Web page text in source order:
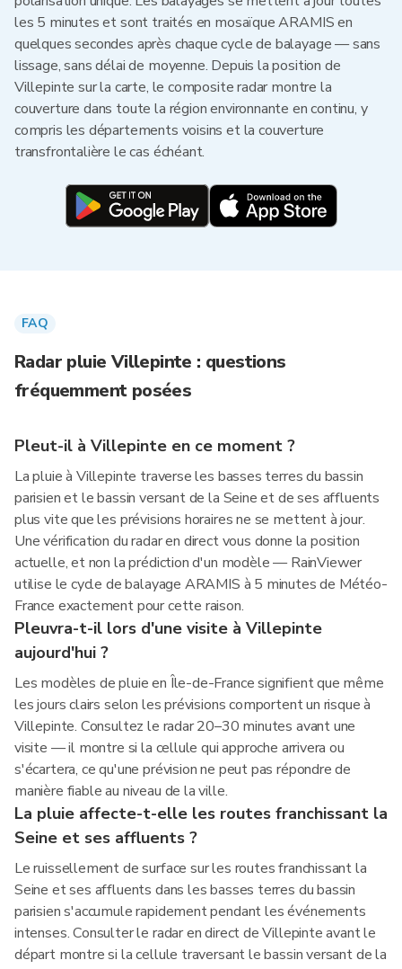
les 5 minutes et sont traités en mosaïque ARAMIS en
quelques secondes après chaque cycle de balayage — sans
lissage, sans délai de moyenne. Depuis la position de
Villepinte sur la carte, le composite radar montre la
couverture dans toute la région environnante en continu, y
compris les départements voisins et la couverture
transfrontalière le cas échéant.
FAQ
Radar pluie Villepinte : questions
fréquemment posées
Pleut-il à Villepinte en ce moment ?
La pluie à Villepinte traverse les basses terres du bassin
parisien et le bassin versant de la Seine et de ses affluents
plus vite que les prévisions horaires ne se mettent à jour.
Une vérification du radar en direct vous donne la position
actuelle, et non la prédiction d'un modèle — RainViewer
utilise le cycle de balayage ARAMIS à 5 minutes de Météo-
France exactement pour cette raison.
Pleuvra-t-il lors d'une visite à Villepinte
aujourd'hui ?
Les modèles de pluie en Île-de-France signifient que même
les jours clairs selon les prévisions comportent un risque à
Villepinte. Consultez le radar 20–30 minutes avant une
visite — il montre si la cellule qui approche arrivera ou
s'écartera, ce qu'une prévision ne peut pas répondre de
manière fiable au niveau de la ville.
La pluie affecte-t-elle les routes franchissant la
Seine et ses affluents ?
Le ruissellement de surface sur les routes franchissant la
Seine et ses affluents dans les basses terres du bassin
parisien s'accumule rapidement pendant les événements
intenses. Consulter le radar en direct de Villepinte avant le
départ montre si la cellule traversant le bassin versant de la